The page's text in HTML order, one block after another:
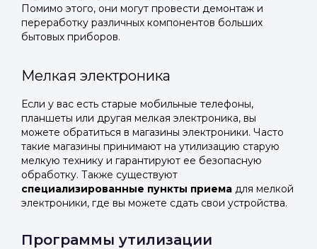
Помимо этого, они могут провести демонтаж и
переработку различных компонентов больших
бытовых приборов.
Мелкая электроника
Если у вас есть старые мобильные телефоны,
планшеты или другая мелкая электроника, вы
можете обратиться в магазины электроники. Часто
такие магазины принимают на утилизацию старую
мелкую технику и гарантируют ее безопасную
обработку. Также существуют
специализированные пункты приема для мелкой
электроники, где вы можете сдать свои устройства.
Программы утилизации